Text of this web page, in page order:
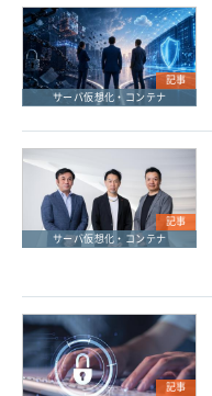
記事
サーバ仮想化・コンテナ
記事
サーバ仮想化・コンテナ
記事